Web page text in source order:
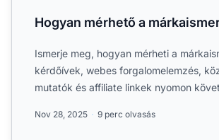
Hogyan mérhető a
Ismerje meg, hogyan mérheti a
kérdőívek, webes forgalomelemzés,
mutatók és affiliate linkek nyomon
Nov 28, 2025 9 perc olvasás